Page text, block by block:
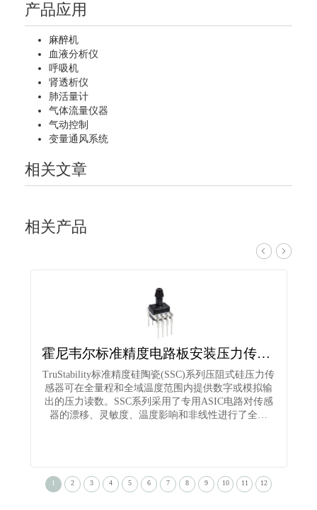
产品应用
麻醉机
血液分析仪
呼吸机
肾透析仪
肺活量计
气体流量仪器
气动控制
变量通风系统
相关文章
相关产品
霍尼韦尔标准精度电路板安装压力传感器SSCDANN001PGAA3
TruStability标准精度硅陶瓷(SSC)系列压阻式硅压力传
感器可在全量程和全域温度范围内提供数字或模拟输
出的压力读数。SSC系列采用了专用ASIC电路对传感
器的漂移、灵敏度、温度影响和非线性进行了全…
1 2 3 4 5 6 7 8 9 10 11 12